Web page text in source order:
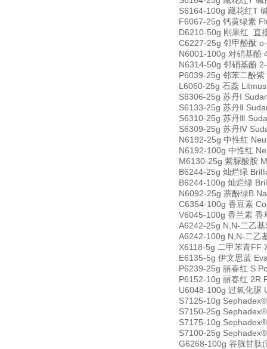
S6164-100g 藏花红T
F6067-25g 钙黄绿素
D6210-50g 刚果红 直
C6227-25g 邻甲酚酞
N6001-100g 对硝基酚
N6314-50g 邻硝基酚
P6039-25g 邻苯二酚
L6060-25g 石蕊
S6306-25g 苏丹Ⅰ
S6133-25g 苏丹Ⅱ
S6310-25g 苏丹Ⅲ
S6309-25g 苏丹Ⅳ
N6192-25g 中性红
N6192-100g 中性红
M6130-25g 紫脲酸胺
B6244-25g 灿烂绿
B6244-100g 灿烂绿
N6092-25g 萘酚绿B
C6354-100g 香豆素
V6045-100g 香兰素 香
A6242-25g N,N-二乙
A6242-100g N,N-二乙
X6118-5g 二甲苯青FF
E6135-5g 伊文思蓝
P6239-25g 丽春红 S
P6152-10g 丽春红 2R
U6048-100g 过氧化脲
S7125-10g
S7150-25g
S7175-10g
S7100-25g
G6268-100g 谷胱甘肽